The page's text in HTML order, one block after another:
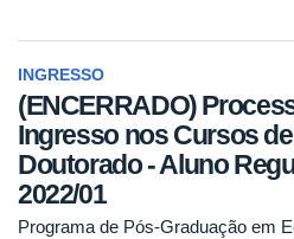
INGRESSO
(ENCERRADO)
Ingresso nos Cursos
Doutorado - Aluno
2022/01
Programa de Pós-Graduação em